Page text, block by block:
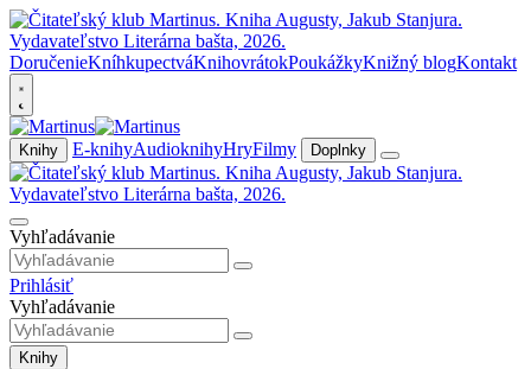
DoručenieKníhkupectváKnihovrátokPoukážkyKnižný blogKontakt
Knihy E-knihyAudioknihyHryFilmy Doplnky
Vyhľadávanie
Prihlásiť
Vyhľadávanie
Knihy